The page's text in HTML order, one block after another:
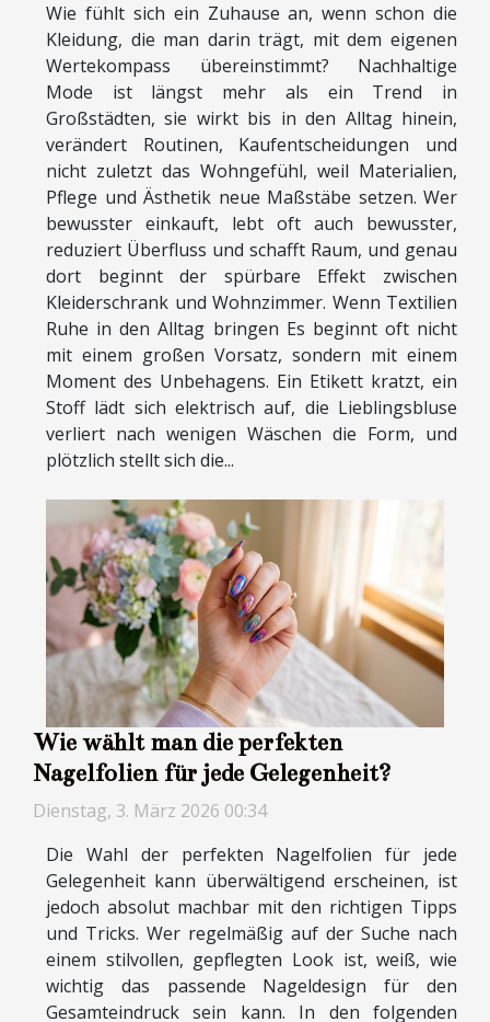
Wie fühlt sich ein Zuhause an, wenn schon die
Kleidung, die man darin trägt, mit dem eigenen
Wertekompass übereinstimmt? Nachhaltige
Mode ist längst mehr als ein Trend in
Großstädten, sie wirkt bis in den Alltag hinein,
verändert Routinen, Kaufentscheidungen und
nicht zuletzt das Wohngefühl, weil Materialien,
Pflege und Ästhetik neue Maßstäbe setzen. Wer
bewusster einkauft, lebt oft auch bewusster,
reduziert Überfluss und schafft Raum, und genau
dort beginnt der spürbare Effekt zwischen
Kleiderschrank und Wohnzimmer. Wenn Textilien
Ruhe in den Alltag bringen Es beginnt oft nicht
mit einem großen Vorsatz, sondern mit einem
Moment des Unbehagens. Ein Etikett kratzt, ein
Stoff lädt sich elektrisch auf, die Lieblingsbluse
verliert nach wenigen Wäschen die Form, und
plötzlich stellt sich die...
Wie wählt man die perfekten
Nagelfolien für jede Gelegenheit?
Dienstag, 3. März 2026 00:34
Die Wahl der perfekten Nagelfolien für jede
Gelegenheit kann überwältigend erscheinen, ist
jedoch absolut machbar mit den richtigen Tipps
und Tricks. Wer regelmäßig auf der Suche nach
einem stilvollen, gepflegten Look ist, weiß, wie
wichtig das passende Nageldesign für den
Gesamteindruck sein kann. In den folgenden